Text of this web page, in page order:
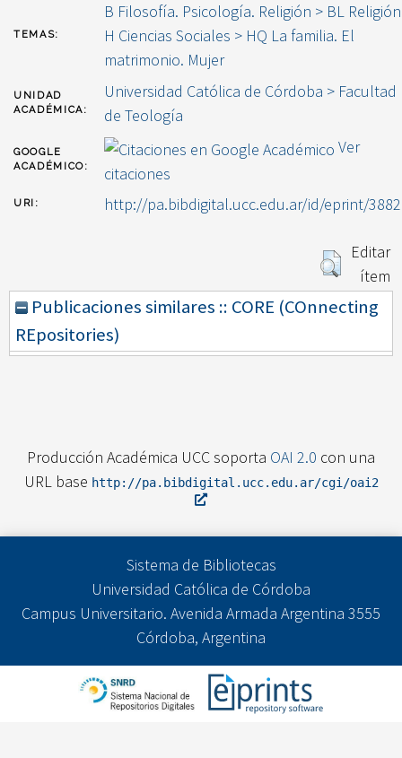
TEMAS:
B Filosofía. Psicología. Religión > BL Religión
H Ciencias Sociales > HQ La familia. El
matrimonio. Mujer
UNIDAD
ACADÉMICA:
Universidad Católica de Córdoba > Facultad
de Teología
GOOGLE
ACADÉMICO:
Ver
citaciones
URI: http://pa.bibdigital.ucc.edu.ar/id/eprint/3882
Editar
ítem
Publicaciones similares :: CORE (COnnecting
REpositories)
Producción Académica UCC soporta OAI 2.0 con una
URL base http://pa.bibdigital.ucc.edu.ar/cgi/oai2
Sistema de Bibliotecas
Universidad Católica de Córdoba
Campus Universitario. Avenida Armada Argentina 3555
Córdoba, Argentina